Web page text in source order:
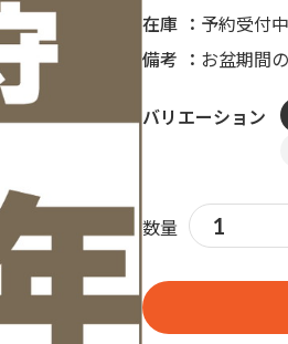
在庫
予約受付
備考
お盆期間
数量